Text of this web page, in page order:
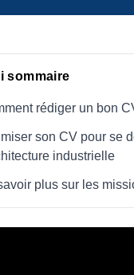
sommaire
rédiger un bon
son CV pour se
industrielle
plus sur les